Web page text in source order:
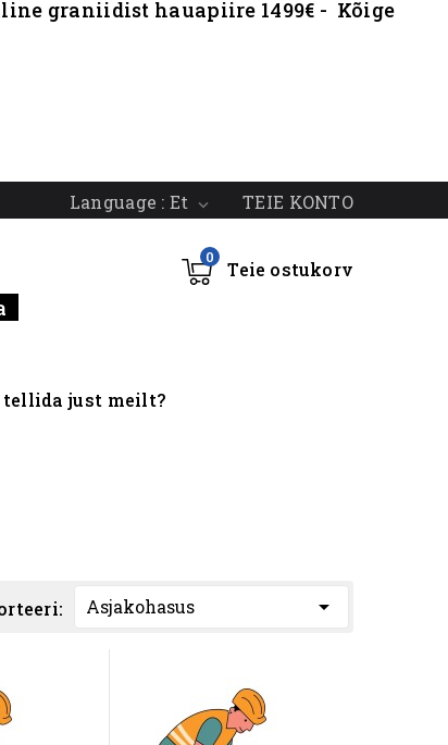
graniidist hauapiire 1499€ - Kõige
TEIE KONTO
Language :Et 
0
Teie ostukorv
just meilt?
Asjakohasus 